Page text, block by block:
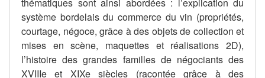
thématiques sont ainsi abordées : l’explication du
système bordelais du commerce du vin (propriétés,
courtage, négoce, grâce à des objets de collection et
mises en scène, maquettes et réalisations 2D),
l’histoire des grandes familles de négociants des
XVIIIe et XIXe siècles (racontée grâce à des